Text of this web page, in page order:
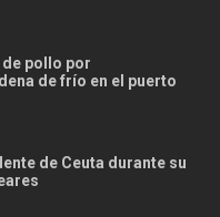
pollo por
de frío en el puerto
de Ceuta durante su